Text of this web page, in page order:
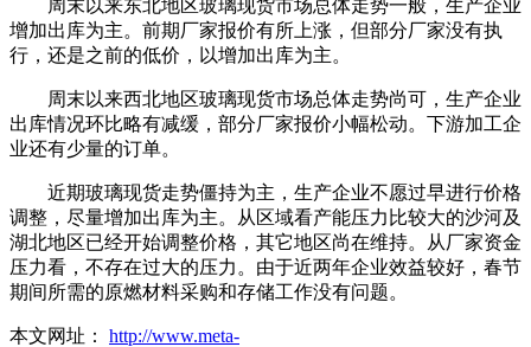
周末以来东北地区玻璃现货市场总体走势一般，生产企业
增加出库为主。前期厂家报价有所上涨，但部分厂家没有执
行，还是之前的低价，以增加出库为主。
周末以来西北地区玻璃现货市场总体走势尚可，生产企业
出库情况环比略有减缓，部分厂家报价小幅松动。下游加工企
业还有少量的订单。
近期玻璃现货走势僵持为主，生产企业不愿过早进行价格
调整，尽量增加出库为主。从区域看产能压力比较大的沙河及
湖北地区已经开始调整价格，其它地区尚在维持。从厂家资金
压力看，不存在过大的压力。由于近两年企业效益较好，春节
期间所需的原燃材料采购和存储工作没有问题。
本文网址： http://www.meta-